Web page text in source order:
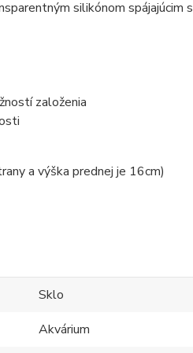
silikónom spájajúcim
založenia
a výška prednej je 16cm)
Sklo
Akvárium